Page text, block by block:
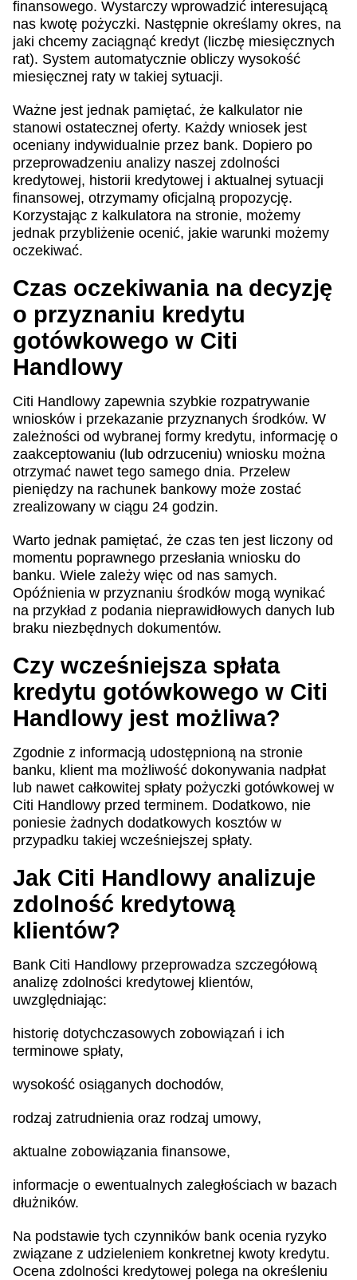
finansowego. Wystarczy wprowadzić interesującą
nas kwotę pożyczki. Następnie określamy okres, na
jaki chcemy zaciągnąć kredyt (liczbę miesięcznych
rat). System automatycznie obliczy wysokość
miesięcznej raty w takiej sytuacji.
Ważne jest jednak pamiętać, że kalkulator nie
stanowi ostatecznej oferty. Każdy wniosek jest
oceniany indywidualnie przez bank. Dopiero po
przeprowadzeniu analizy naszej zdolności
kredytowej, historii kredytowej i aktualnej sytuacji
finansowej, otrzymamy oficjalną propozycję.
Korzystając z kalkulatora na stronie, możemy
jednak przybliżenie ocenić, jakie warunki możemy
oczekiwać.
Czas oczekiwania na decyzję
o przyznaniu kredytu
gotówkowego w Citi
Handlowy
Citi Handlowy zapewnia szybkie rozpatrywanie
wniosków i przekazanie przyznanych środków. W
zależności od wybranej formy kredytu, informację o
zaakceptowaniu (lub odrzuceniu) wniosku można
otrzymać nawet tego samego dnia. Przelew
pieniędzy na rachunek bankowy może zostać
zrealizowany w ciągu 24 godzin.
Warto jednak pamiętać, że czas ten jest liczony od
momentu poprawnego przesłania wniosku do
banku. Wiele zależy więc od nas samych.
Opóźnienia w przyznaniu środków mogą wynikać
na przykład z podania nieprawidłowych danych lub
braku niezbędnych dokumentów.
Czy wcześniejsza spłata
kredytu gotówkowego w Citi
Handlowy jest możliwa?
Zgodnie z informacją udostępnioną na stronie
banku, klient ma możliwość dokonywania nadpłat
lub nawet całkowitej spłaty pożyczki gotówkowej w
Citi Handlowy przed terminem. Dodatkowo, nie
poniesie żadnych dodatkowych kosztów w
przypadku takiej wcześniejszej spłaty.
Jak Citi Handlowy analizuje
zdolność kredytową
klientów?
Bank Citi Handlowy przeprowadza szczegółową
analizę zdolności kredytowej klientów,
uwzględniając:
historię dotychczasowych zobowiązań i ich
terminowe spłaty,
wysokość osiąganych dochodów,
rodzaj zatrudnienia oraz rodzaj umowy,
aktualne zobowiązania finansowe,
informacje o ewentualnych zaległościach w bazach
dłużników.
Na podstawie tych czynników bank ocenia ryzyko
związane z udzieleniem konkretnej kwoty kredytu.
Ocena zdolności kredytowej polega na określeniu